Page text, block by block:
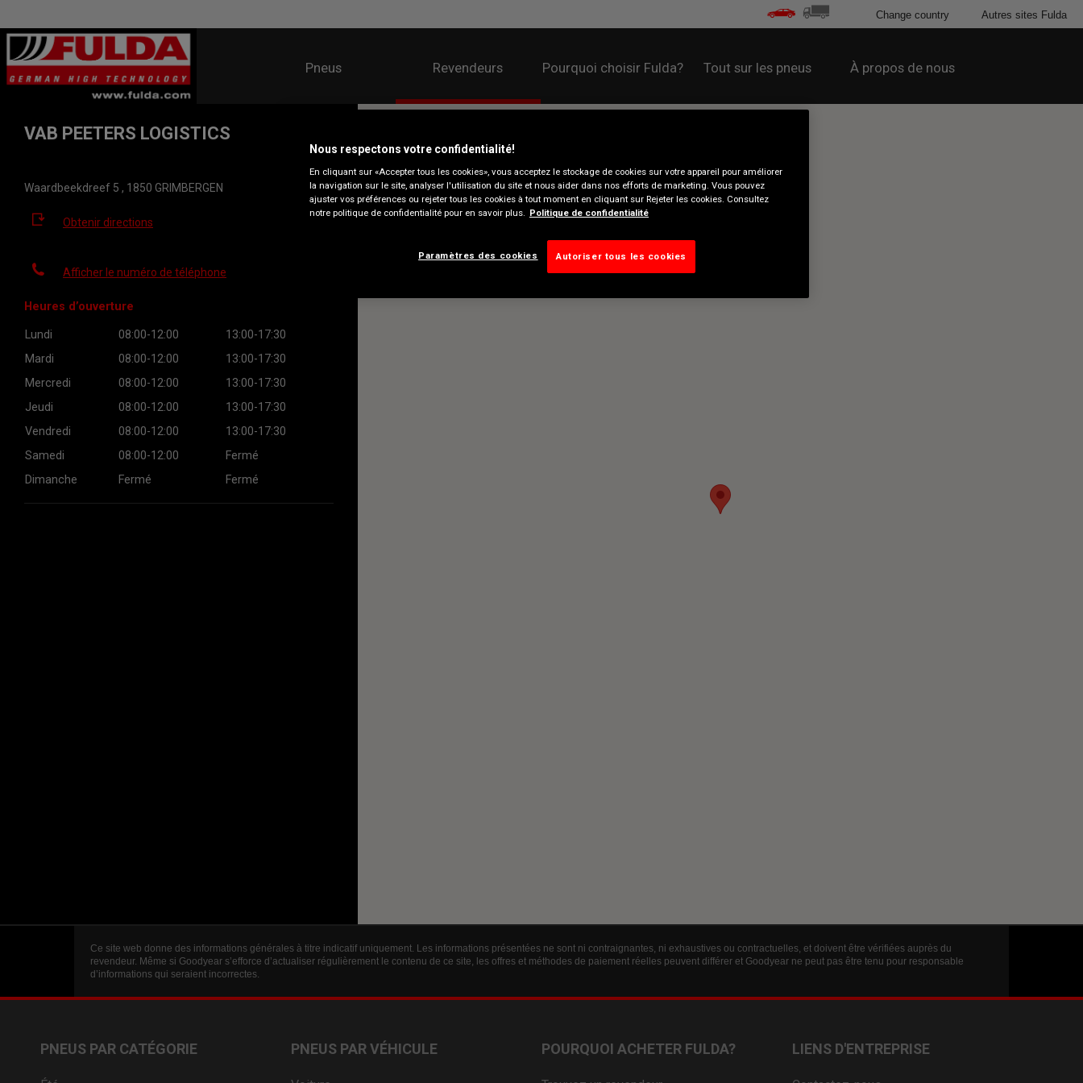
Pneus Revendeurs Pourquoi choisir Fulda? Tout sur les pneus À propos de nous
Change country Autres sites Fulda
VAB PEETERS LOGISTICS
Waardbeekdreef 5 , 1850 GRIMBERGEN
Obtenir directions
Afficher le numéro de téléphone
Heures d’ouverture
Lundi 08:00-12:00
13:00-17:30
Mardi
08:00-12:00
13:00-17:30
Mercredi
08:00-12:00
13:00-17:30
Jeudi
08:00-12:00
13:00-17:30
Vendredi
08:00-12:00
13:00-17:30
Samedi
08:00-12:00
Fermé
Dimanche
Fermé Fermé
Ce site web donne des informations générales à titre indicatif uniquement. Les informations présentées ne sont ni contraignantes, ni exhaustives ou contractuelles, et doivent être vérifiées auprès du
revendeur. Même si Goodyear s’efforce d’actualiser régulièrement le contenu de ce site, les offres et méthodes de paiement réelles peuvent différer et Goodyear ne peut pas être tenu pour responsable
d’informations qui seraient incorrectes.
PNEUS PAR CATÉGORIE PNEUS PAR VÉHICULE POURQUOI ACHETER FULDA? LIENS D'ENTREPRISE
Nous respectons votre confidentialité!
En cliquant sur «Accepter tous les cookies», vous acceptez le stockage de cookies sur votre appareil pour améliorer
la navigation sur le site, analyser l'utilisation du site et nous aider dans nos efforts de marketing. Vous pouvez
ajuster vos préférences ou rejeter tous les cookies à tout moment en cliquant sur Rejeter les cookies. Consultez
notre politique de confidentialité pour en savoir plus.
Politique de confidentialité
Paramètres des cookies Autoriser tous les cookies